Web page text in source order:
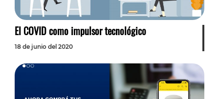
El COVID como impulsor tecnológico
18 de junio del 2020